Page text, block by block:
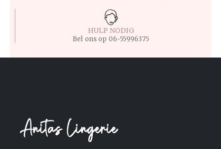
HULP NODIG
Bel ons op 06-55996375